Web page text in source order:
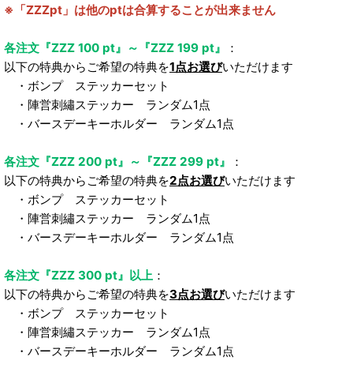
※「ZZZpt」は他のptは合算することが出来ません
各注文『ZZZ 100 pt』～『ZZZ 199 pt』
：
以下の特典からご希望の特典を1点お選びいただけます
・ボンプ ステッカーセット
・陣営刺繡ステッカー ランダム1点
・バースデーキーホルダー ランダム1点
各注文『ZZZ 200 pt』～『ZZZ 299 pt』
：
以下の特典からご希望の特典を2点お選びいただけます
・ボンプ ステッカーセット
・陣営刺繡ステッカー ランダム1点
・バースデーキーホルダー ランダム1点
各注文『ZZZ 300 pt』以上 ：
以下の特典からご希望の特典を3点お選びいただけます
・ボンプ ステッカーセット
・陣営刺繡ステッカー ランダム1点
・バースデーキーホルダー ランダム1点